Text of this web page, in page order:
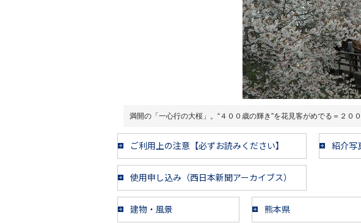
満開の「一心行の大桜」。“４００歳の輝き”を花見客がめでる＝２０
ご利用上の注意【必ずお読みください】 紹介写
使用申し込み（西日本新聞アーカイブス）
建物・風景 熊本県